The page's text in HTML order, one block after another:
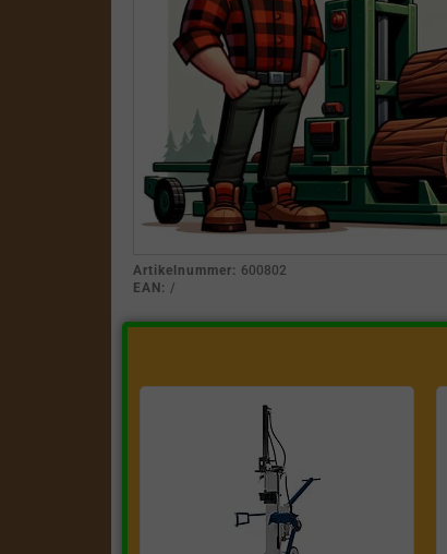
Artikelnummer: 600802
EAN: /